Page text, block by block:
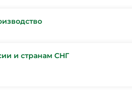
и странам СНГ